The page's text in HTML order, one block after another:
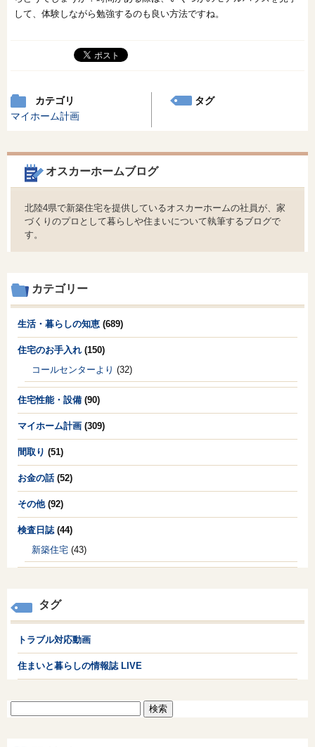
して、体験しながら勉強するのも良い方法ですね。
カテゴリ
マイホーム計画
タグ
オスカーホームブログ
北陸4県で新築住宅を提供しているオスカーホームの社員が、家
づくりのプロとして暮らしや住まいについて執筆するブログで
す。
カテゴリー
生活・暮らしの知恵 (689)
住宅のお手入れ (150)
コールセンターより (32)
住宅性能・設備 (90)
マイホーム計画 (309)
間取り (51)
お金の話(52)
その他(92)
検査日誌 (44)
新築住宅 (43)
タグ
トラブル対応動画
住まいと暮らしの情報誌 LIVE
索: